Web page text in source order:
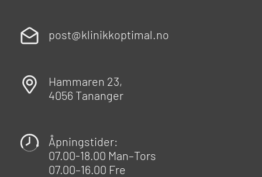
post@klinikkoptimal.no
Hammaren 23,
4056 Tananger
Åpningstider:
07.00-18.00 Man–Tors
07.00–16.00 Fre